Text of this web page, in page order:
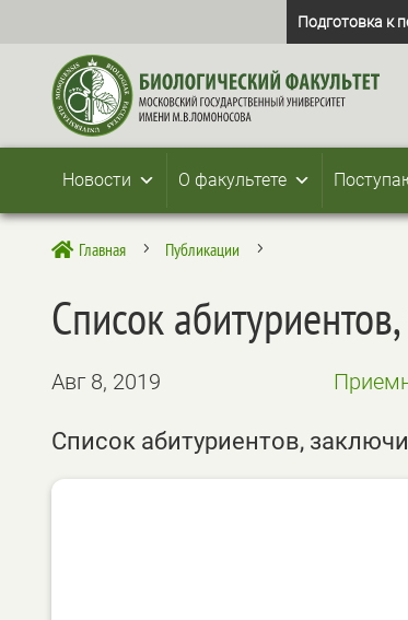
Подготовка к
Новости О факультете
 Главная 5 Публикации 5
Список
Авг 8, 2019
Список абитуриентов,